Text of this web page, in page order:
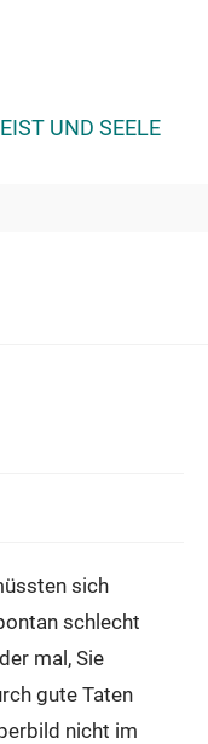
UND SEELE
sich
schlecht
mal, Sie
gute Taten
nicht im